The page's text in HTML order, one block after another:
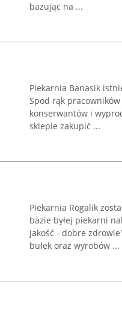
bazując na ...
Piekarnia Banasik
Spod rąk
konserwantów i
sklepie zakupić ...
Piekarnia Rogalik
bazie byłej piekarni
jakość - dobre
bułek oraz wyrobów ...